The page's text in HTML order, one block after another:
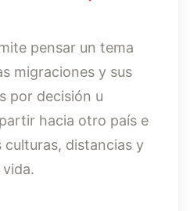
pensar un tema
migraciones y sus
por decisión u
hacia otro país e
distancias y